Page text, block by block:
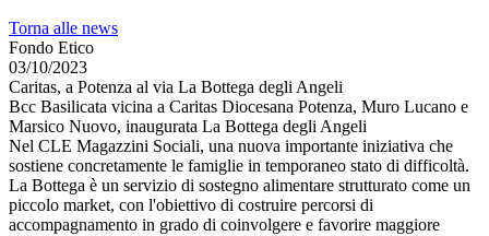
Torna alle news
Fondo Etico
03/10/2023
Caritas, a Potenza al via La Bottega degli Angeli
Bcc Basilicata vicina a Caritas Diocesana Potenza, Muro Lucano e
Marsico Nuovo, inaugurata La Bottega degli Angeli
Nel CLE Magazzini Sociali, una nuova importante iniziativa che
sostiene concretamente le famiglie in temporaneo stato di difficoltà.
La Bottega è un servizio di sostegno alimentare strutturato come un
piccolo market, con l'obiettivo di costruire percorsi di
accompagnamento in grado di coinvolgere e favorire maggiore